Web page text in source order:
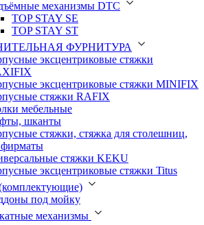
механизмы DTC
TOP STAY SE
TOP STAY ST
ФУРНИТУРА
эксцентриковые стяжки
эксцентриковые стяжки MINIFIX
стяжки RAFIX
мебельные
шканты
стяжки, стяжка для столешниц,
стяжки KEKU
эксцентриковые стяжки Titus
под мойку
механизмы